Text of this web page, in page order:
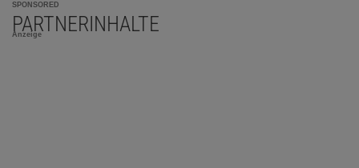
SPONSORED
PARTNERINHALTE
Anzeige